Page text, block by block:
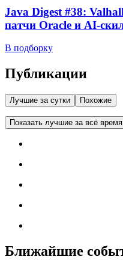
Java Digest #38:
патчи Oracle и AI-
В подборку
Публикации
Лучшие за сутки Похожие
Показать лучшие за всё время
Ближайшие